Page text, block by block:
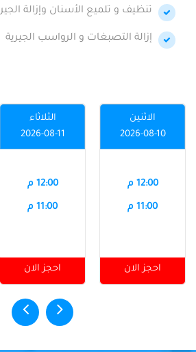
تنظيف و تلميع الأسنان وإزالة الجير
إزالة التصبغات و الرواسب الجيرية
الاثنين
2026-08-10
12:00 م
11:00 م
احجز الان
الثلاثاء
2026-08-11
12:00 م
11:00 م
احجز الان